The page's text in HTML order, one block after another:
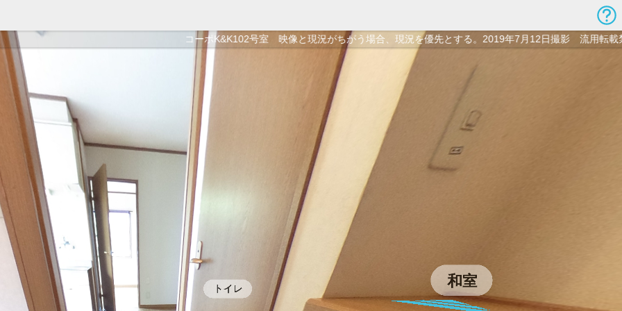
コーポK&K102号室 映像と現況がちがう場合、現況を優先とする。2019年7月12日撮影 流用転載禁止